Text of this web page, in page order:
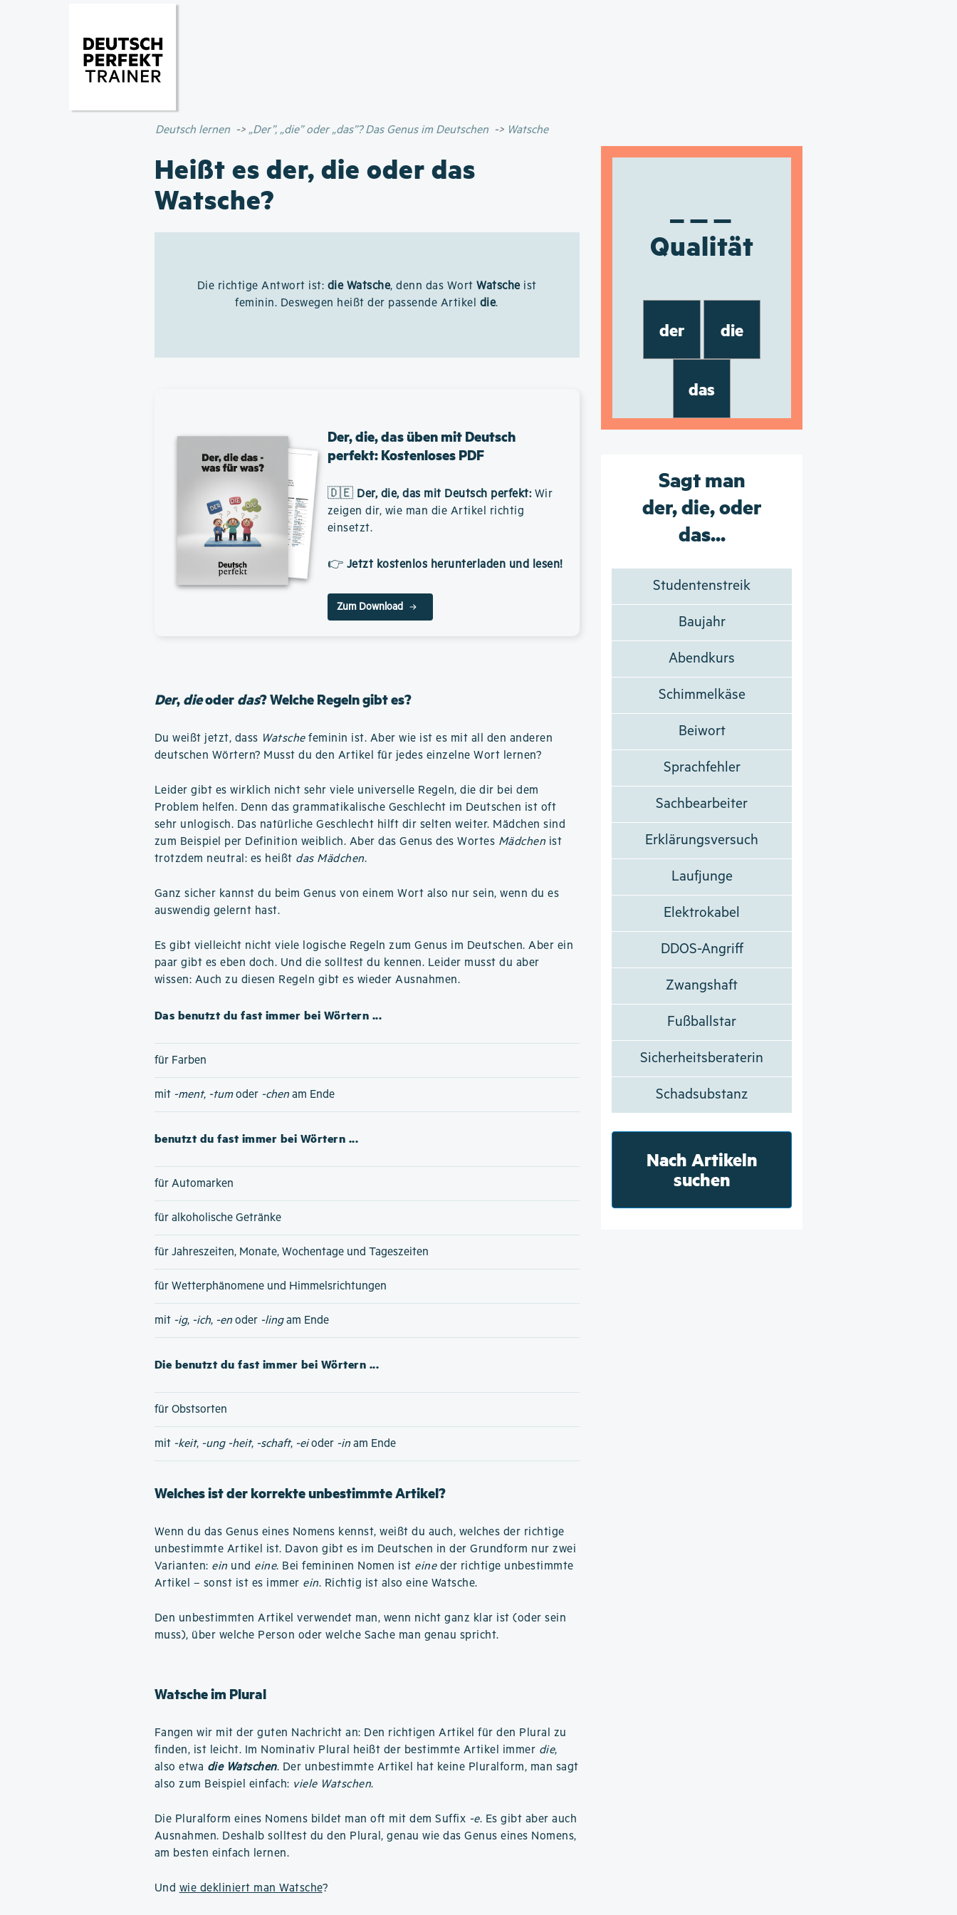
Deutsch lernen „Der”, „die” oder „das”? Das Genus im Deutschen Watsche
Heißt es der, die oder das
Watsche?
Die richtige Antwort ist: die Watsche, denn das WortWatscheist
feminin. Deswegen heißt der passende Artikel die.
Der, die, das üben mit Deutsch
perfekt: Kostenloses PDF
🇩🇪 Der, die, das mit Deutsch perfekt: Wir
zeigen dir, wie man die Artikel richtig
einsetzt.
👉 Jetzt kostenlos herunterladen und lesen!
Zum Download
Der,dieoderdas? Welche Regeln gibt es?
Du weißt jetzt, dass Watschefeminin ist. Aber wie ist es mit all den anderen
deutschen Wörtern? Musst du den Artikel für jedes einzelne Wort lernen?
Leider gibt es wirklich nicht sehr viele universelle Regeln, die dir bei dem
Problem helfen. Denn das grammatikalische Geschlecht im Deutschen ist oft
sehr unlogisch. Das natürliche Geschlecht hilft dir selten weiter. Mädchen sind
zum Beispiel per Definition weiblich. Aber das Genus des Wortes Mädchen ist
trotzdem neutral: es heißt das Mädchen.
Ganz sicher kannst du beim Genus von einem Wort also nur sein, wenn du es
auswendig gelernt hast.
Es gibt vielleicht nicht viele logische Regeln zum Genus im Deutschen. Aber ein
paar gibt es eben doch. Und die solltest du kennen. Leider musst du aber
wissen: Auch zu diesen Regeln gibt es wieder Ausnahmen.
Das benutzt du fast immer bei Wörtern ...
für Farben
mit -ment, -tumoder -chenam Ende
benutzt du fast immer bei Wörtern ...
für Automarken
für alkoholische Getränke
für Jahreszeiten, Monate, Wochentage und Tageszeiten
für Wetterphänomene und Himmelsrichtungen
mit -ig, -ich, -enoder -lingam Ende
Die benutzt du fast immer bei Wörtern ...
für Obstsorten
mit -keit, -ung -heit, -schaft, -eioder -inam Ende
Welches ist der korrekte unbestimmte Artikel?
Wenn du das Genus eines Nomens kennst, weißt du auch, welches der richtige
unbestimmte Artikel ist. Davon gibt es im Deutschen in der Grundform nur zwei
Varianten: ein und eine. Bei femininen Nomen ist eineder richtige unbestimmte
Artikel – sonst ist es immer ein. Richtig ist also eine Watsche.
Den unbestimmten Artikel verwendet man, wenn nicht ganz klar ist (oder sein
muss), über welche Person oder welche Sache man genau spricht.
Watsche im Plural
Fangen wir mit der guten Nachricht an: Den richtigen Artikel für den Plural zu
finden, ist leicht. Im Nominativ Plural heißt der bestimmte Artikel immer die,
also etwa die Watschen. Der unbestimmte Artikel hat keine Pluralform, man sagt
also zum Beispiel einfach: viele Watschen.
Die Pluralform eines Nomens bildet man oft mit dem Suffix -e. Es gibt aber auch
Ausnahmen. Deshalb solltest du den Plural, genau wie das Genus eines Nomens,
am besten einfach lernen.
Und wie dekliniert man Watsche?
Qualität
der die
das
Sagt man
der, die, oder
das...
Studentenstreik
Baujahr
Abendkurs
Schimmelkäse
Beiwort
Sprachfehler
Sachbearbeiter
Erklärungsversuch
Laufjunge
Elektrokabel
DDOS-Angriff
Zwangshaft
Fußballstar
Sicherheitsberaterin
Schadsubstanz
Nach Artikeln
suchen